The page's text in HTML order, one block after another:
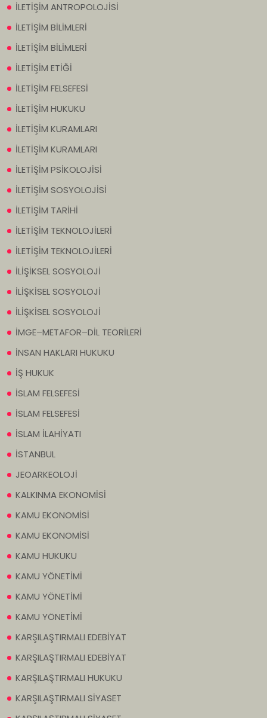
İLETİŞİM ANTROPOLOJİSİ
İLETİŞİM BİLİMLERİ
İLETİŞİM BİLİMLERİ
İLETİŞİM ETİĞİ
İLETİŞİM FELSEFESİ
İLETİŞİM HUKUKU
İLETİŞİM KURAMLARI
İLETİŞİM KURAMLARI
İLETİŞİM PSİKOLOJİSİ
İLETİŞİM SOSYOLOJİSİ
İLETİŞİM TARİHİ
İLETİŞİM TEKNOLOJİLERİ
İLETİŞİM TEKNOLOJİLERİ
İLİŞİKSEL SOSYOLOJİ
İLİŞKİSEL SOSYOLOJİ
İLİŞKİSEL SOSYOLOJİ
İMGE–METAFOR–DİL TEORİLERİ
İNSAN HAKLARI HUKUKU
İŞ HUKUK
İSLAM FELSEFESİ
İSLAM FELSEFESİ
İSLAM İLAHİYATI
İSTANBUL
JEOARKEOLOJİ
KALKINMA EKONOMİSİ
KAMU EKONOMİSİ
KAMU EKONOMİSİ
KAMU HUKUKU
KAMU YÖNETİMİ
KAMU YÖNETİMİ
KAMU YÖNETİMİ
KARŞILAŞTIRMALI EDEBİYAT
KARŞILAŞTIRMALI EDEBİYAT
KARŞILAŞTIRMALI HUKUKU
KARŞILAŞTIRMALI SİYASET